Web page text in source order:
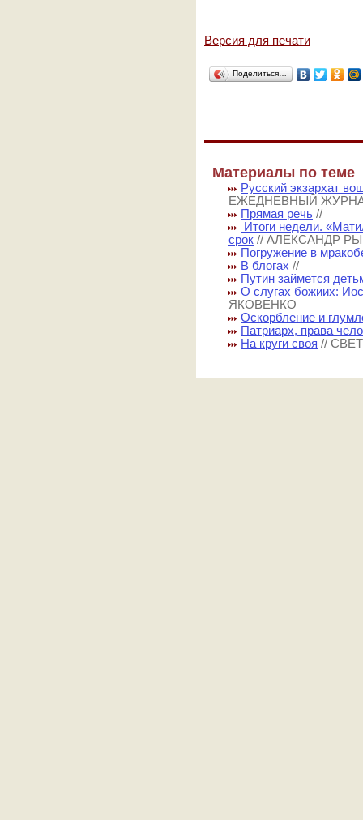
Версия для печати
Поделиться…
Материалы по теме
Русский экзархат
ЕЖЕДНЕВНЫЙ
Прямая речь //
Итоги недели.
срок // АЛЕКСАНДР
Погружение в
В блогах //
Путин займется
О слугах божиих:
ЯКОВЕНКО
Оскорбление и
Патриарх, права
На круги своя //